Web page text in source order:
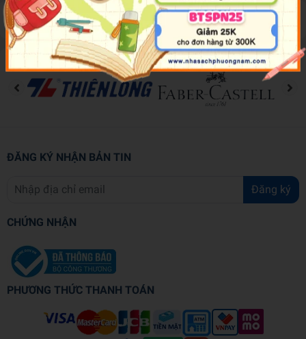
Đánh giá sản phẩm
ĐĂNG KÝ NHẬN BẢN TIN
Đăng ký
CHỨNG NHẬN
PHƯƠNG THỨC THANH TOÁN